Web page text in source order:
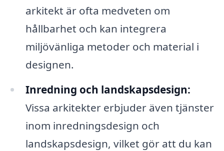
arkitekt är ofta medveten om
hållbarhet och kan integrera
miljövänliga metoder och material i
designen.
Inredning och landskapsdesign:
Vissa arkitekter erbjuder även tjänster
inom inredningsdesign och
landskapsdesign, vilket gör att du kan